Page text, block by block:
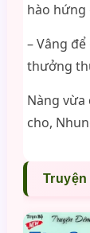
hào hứng
– Vâng
thưởng
Nàng vừa
cho,